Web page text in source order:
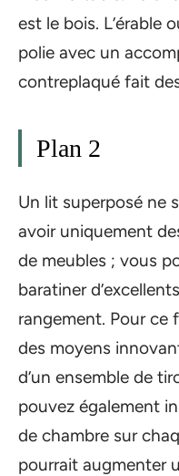
est le bois. L’érable
polie avec un
contreplaqué fait
Plan 2
Un lit superposé ne
avoir uniquement
de meubles ; vous
baratiner
rangement. Pour ce
des moyens
d’un ensemble de
pouvez également
de chambre sur
pourrait augmenter